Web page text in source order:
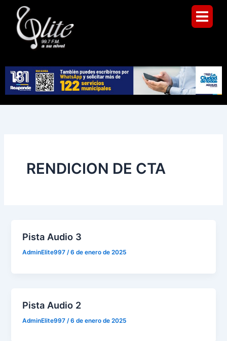
contenido
RENDICION DE CTA
Pista Audio 3
AdminElite997 /6 de enero de 2025
Pista Audio 2
AdminElite997/6 de enero de 2025